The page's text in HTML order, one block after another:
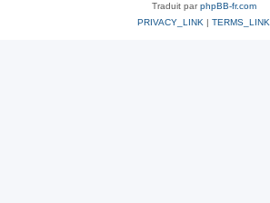
Traduit parphpBB-fr.com
PRIVACY_LINK | TERMS_LINK